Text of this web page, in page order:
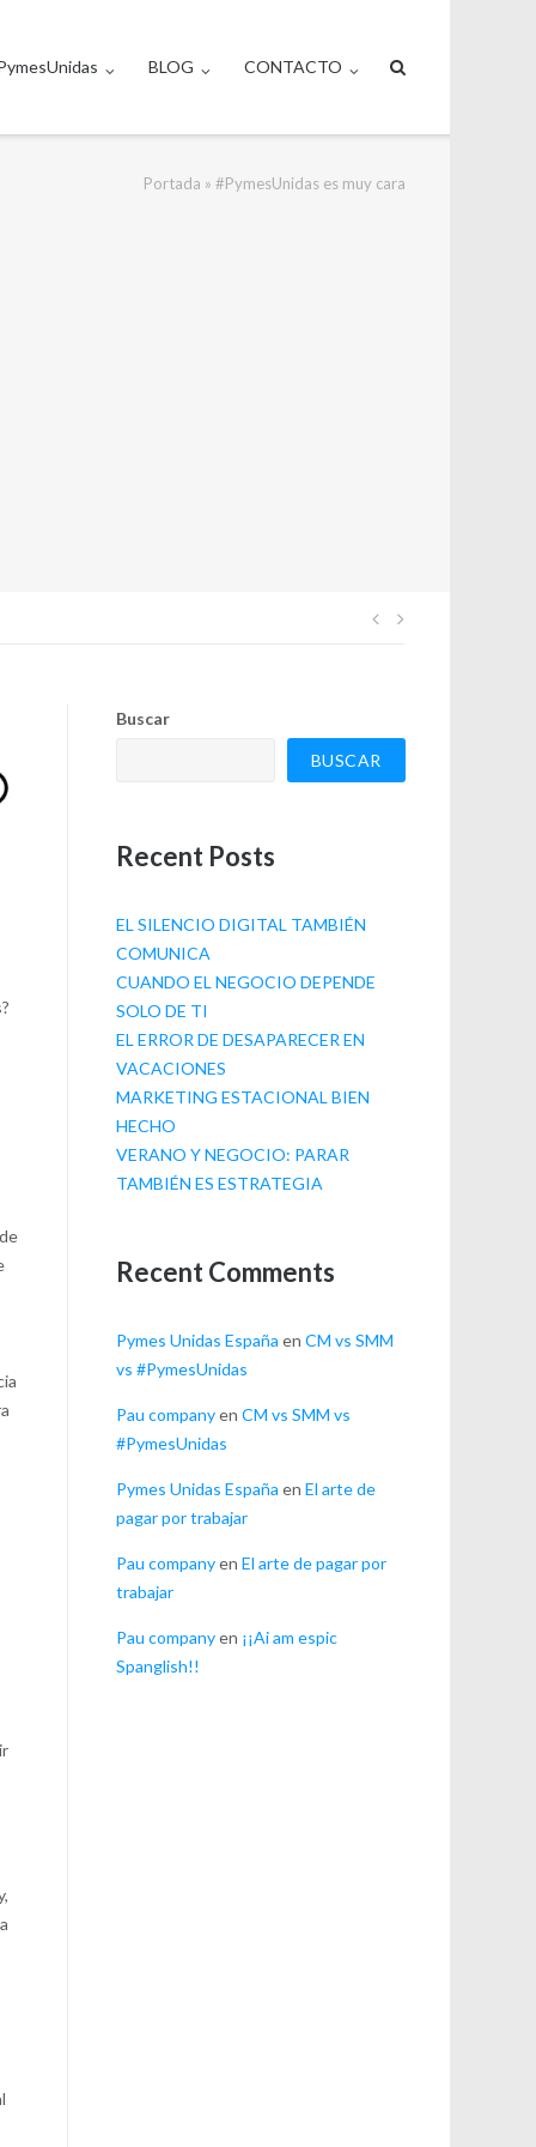
BLOG CONTACTO
Portada » #PymesUnidas es muy cara
Navegación
entradas
Buscar
BUSCAR
Recent Posts
EL SILENCIO DIGITAL TAMBIÉN
COMUNICA
CUANDO EL NEGOCIO DEPENDE
SOLO DE TI
EL ERROR DE DESAPARECER EN
VACACIONES
MARKETING ESTACIONAL BIEN
HECHO
VERANO Y NEGOCIO: PARAR
TAMBIÉN ES ESTRATEGIA
Recent Comments
Pymes Unidas España en CM vs SMM
vs #PymesUnidas
Pau companyen CM vs SMM vs
#PymesUnidas
Pymes Unidas España en El arte de
pagar por trabajar
Pau companyen El arte de pagar por
trabajar
Pau companyen ¡¡Ai am espic
Spanglish!!